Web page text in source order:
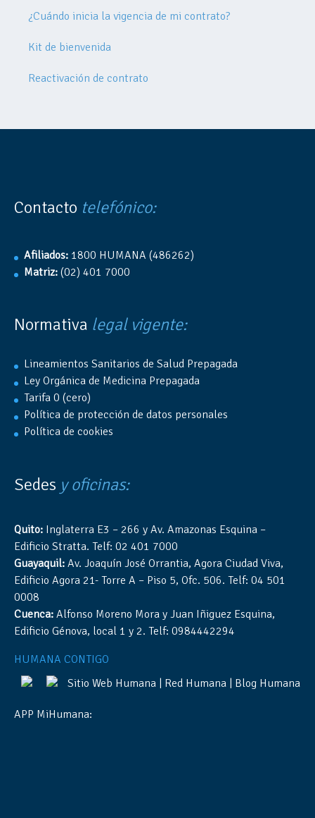
¿Cuándo inicia la vigencia de mi contrato?
Kit de bienvenida
Reactivación de contrato
Contacto telefónico:
Afiliados: 1800 HUMANA (486262)
Matriz: (02) 401 7000
Normativa legal vigente:
Lineamientos Sanitarios de Salud Prepagada
Ley Orgánica de Medicina Prepagada
Tarifa 0 (cero)
Política de protección de datos personales
Política de cookies
Sedes y oficinas:
Quito: Inglaterra E3 – 266 y Av. Amazonas Esquina –
Edificio Stratta. Telf: 02 401 7000
Guayaquil: Av. Joaquín José Orrantia, Agora Ciudad Viva,
Edificio Agora 21- Torre A – Piso 5, Ofc. 506. Telf: 04 501
0008
Cuenca: Alfonso Moreno Mora y Juan Iñiguez Esquina,
Edificio Génova, local 1 y 2. Telf: 0984442294
HUMANA CONTIGO
Sitio Web Humana | Red Humana | Blog Humana
APP MiHumana: